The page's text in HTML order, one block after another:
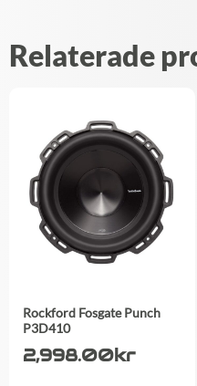
Relaterade
Rockford Fosgate Punch
P3D410
2,998.00kr